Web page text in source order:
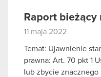
Raport bieżący
11 maja 2022
Temat: Ujawnienie
prawna: Art. 70 pkt 1
lub zbycie znacznego